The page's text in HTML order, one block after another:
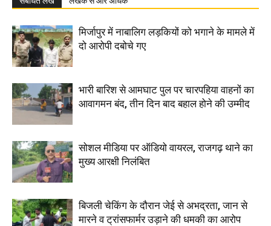
मिर्जापुर में नाबालिग लड़कियों को भगाने के मामले में
दो आरोपी दबोचे गए
भारी बारिश से आमघाट पुल पर चारपहिया वाहनों का
आवागमन बंद, तीन दिन बाद बहाल होने की उम्मीद
सोशल मीडिया पर ऑडियो वायरल, राजगढ़ थाने का
मुख्य आरक्षी निलंबित
बिजली चेकिंग के दौरान जेई से अभद्रता, जान से
मारने व ट्रांसफार्मर उड़ाने की धमकी का आरोप